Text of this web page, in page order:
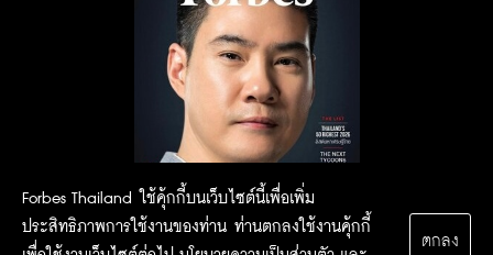
Forbes Thailand ใช้คุ้กกี้บนเว็บไซต์นี้เพื่อเพิ่ม
ประสิทธิภาพการใช้งานของท่าน ท่านตกลงใช้งานคุ้กกี้
ตกลง